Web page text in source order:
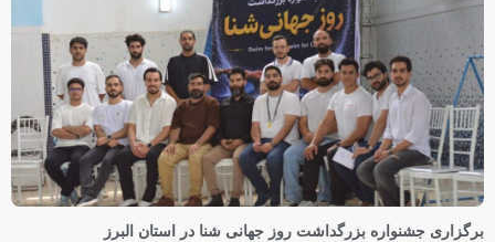
برگزاری جشنواره بزرگداشت روز جهانی شنا در استان البرز